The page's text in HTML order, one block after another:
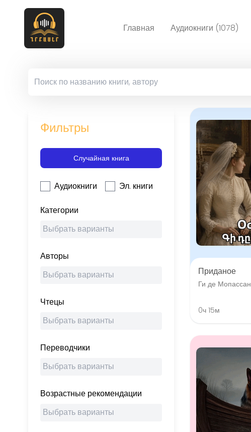
Главная Аудиокниги (1078)
Фильтры
Случайная книга
Аудиокниги Эл. книги
Категории
Авторы
Чтецы
Переводчики
Возрастные рекомендации
Приданое
Ги де Мопассан
0ч 15м